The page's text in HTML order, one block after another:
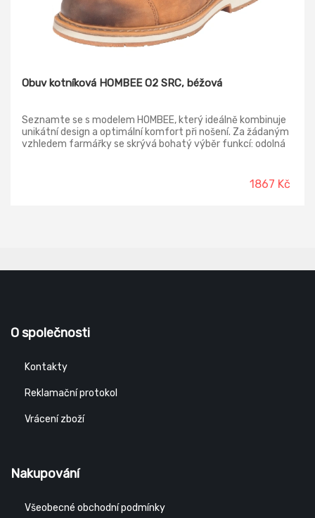
Obuv kotníková HOMBEE O2 SRC, béžová
Seznamte se s modelem HOMBEE, který ideálně kombinuje
unikátní design a optimální komfort při nošení. Za žádaným
vzhledem farmářky se skrývá bohatý výběr funkcí: odolná
snadnější nazouvaní a vyzouvaní. Polstrovaná zadní část a
jazyk přináší nejenom praktickou ochranu nohou, ale
1867 Kč
O společnosti
Kontakty
Reklamační protokol
Vrácení zboží
Nakupování
Všeobecné obchodní podmínky